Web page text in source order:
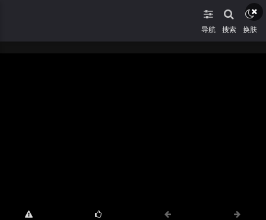
导航 搜索 换肤